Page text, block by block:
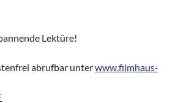
Lektüre!
abrufbar unterwww.filmhaus-